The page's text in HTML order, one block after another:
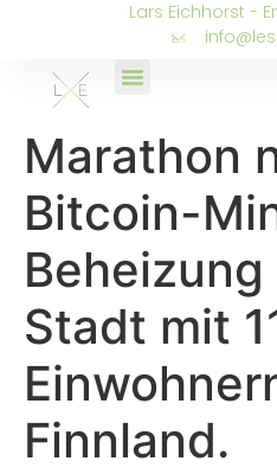
Lars Eichhorst -
Marathon
Bitcoin-
Stadt mit
Finnland.